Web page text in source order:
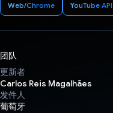
Web/Chrome YouTube API
团队
更新者
Carlos Reis Magalhães
发件人
葡萄牙